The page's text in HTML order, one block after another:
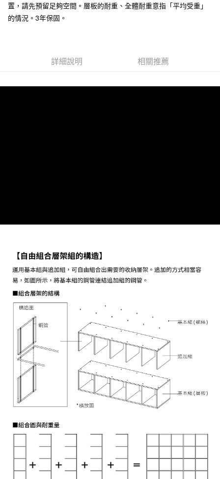
置，請先預留足夠空間。層板的耐重、全體耐重意指「平均受重」
的情況。3年保固。
詳細說明 相關推薦